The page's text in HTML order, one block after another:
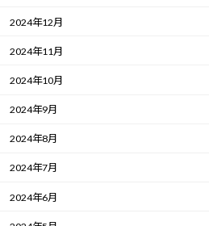
2024年12月
2024年11月
2024年10月
2024年9月
2024年8月
2024年7月
2024年6月